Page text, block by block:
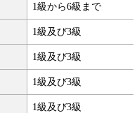
1級から6級まで
1級及び3級
1級及び3級
1級及び3級
1級及び3級